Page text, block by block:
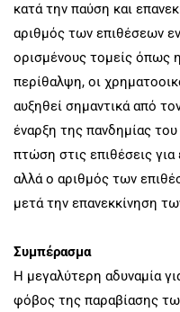
κατά την παύση και
αριθμός των επιθέσεων
ορισμένους τομείς όπως
περίθαλψη, οι
αυξηθεί σημαντικά από
έναρξη της πανδημίας
πτώση στις επιθέσεις
αλλά ο αριθμός των
μετά την επανεκκίνηση
Συμπέρασμα
Η μεγαλύτερη αδυναμία
φόβος της παραβίασης